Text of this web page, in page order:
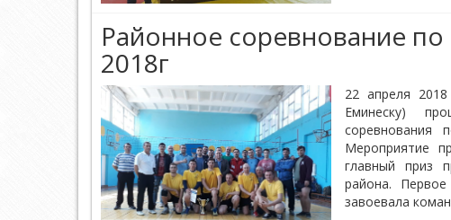
Районное соревнование
2018г
22 апреля
Еминеску)
соревнования
Мероприятие
главный приз
района.
завоевала